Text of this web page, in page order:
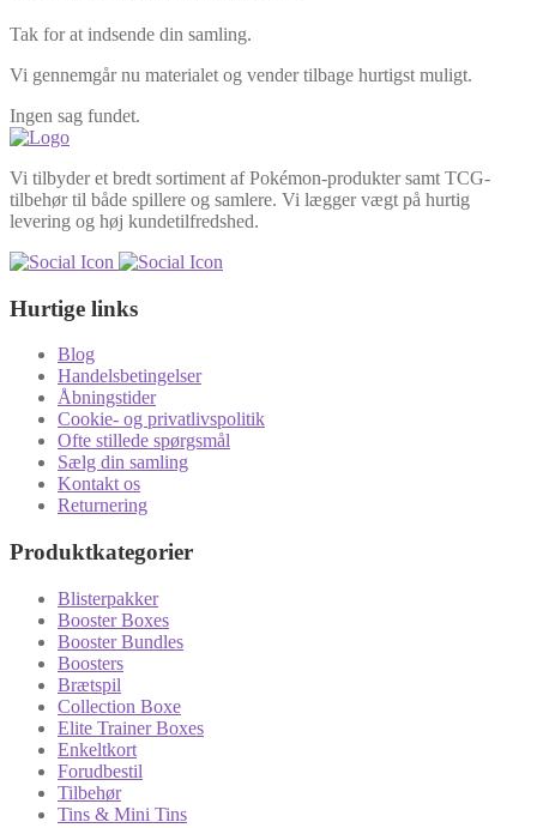
Tak for at indsende din samling.
Vi gennemgår nu materialet og vender tilbage hurtigst muligt.
Ingen sag fundet.
Vi tilbyder et bredt sortiment af Pokémon-produkter samt TCG-
tilbehør til både spillere og samlere. Vi lægger vægt på hurtig
levering og høj kundetilfredshed.
Hurtige links
Blog
Handelsbetingelser
Åbningstider
Cookie- og privatlivspolitik
Ofte stillede spørgsmål
Sælg din samling
Kontakt os
Returnering
Produktkategorier
Blisterpakker
Booster Boxes
Booster Bundles
Boosters
Brætspil
Collection Boxe
Elite Trainer Boxes
Enkeltkort
Forudbestil
Tilbehør
Tins & Mini Tins